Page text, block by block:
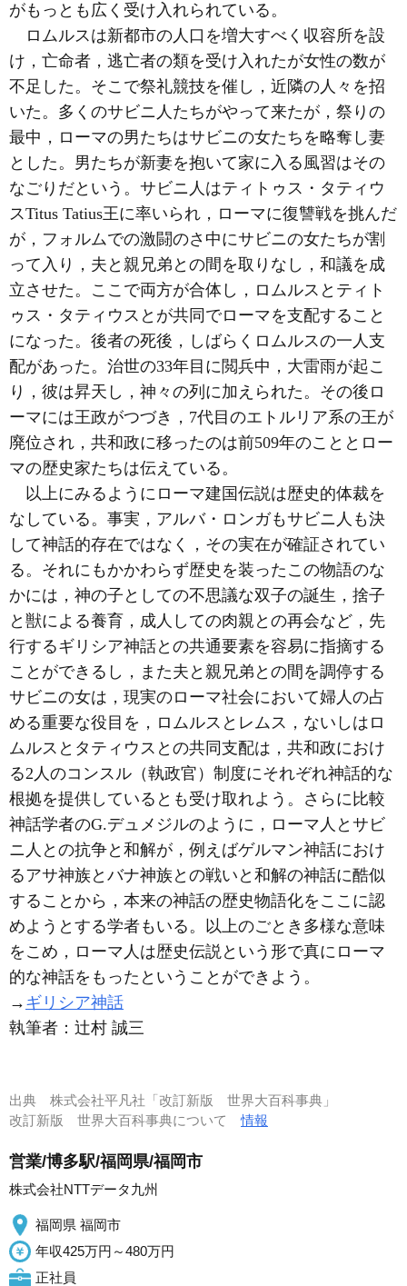
がもっとも広く受け入れられている。
ロムルスは新都市の人口を増大すべく収容所を設
け，亡命者，逃亡者の類を受け入れたが女性の数が
不足した。そこで祭礼競技を催し，近隣の人々を招
いた。多くのサビニ人たちがやって来たが，祭りの
最中，ローマの男たちはサビニの女たちを略奪し妻
とした。男たちが新妻を抱いて家に入る風習はその
なごりだという。サビニ人はティトゥス・タティウ
スTitus Tatius王に率いられ，ローマに復讐戦を挑んだ
が，フォルムでの激闘のさ中にサビニの女たちが割
って入り，夫と親兄弟との間を取りなし，和議を成
立させた。ここで両方が合体し，ロムルスとティト
ゥス・タティウスとが共同でローマを支配すること
になった。後者の死後，しばらくロムルスの一人支
配があった。治世の33年目に閲兵中，大雷雨が起こ
り，彼は昇天し，神々の列に加えられた。その後ロ
ーマには王政がつづき，7代目のエトルリア系の王が
廃位され，共和政に移ったのは前509年のこととロー
マの歴史家たちは伝えている。
以上にみるようにローマ建国伝説は歴史的体裁を
なしている。事実，アルバ・ロンガもサビニ人も決
して神話的存在ではなく，その実在が確証されてい
る。それにもかかわらず歴史を装ったこの物語のな
かには，神の子としての不思議な双子の誕生，捨子
と獣による養育，成人しての肉親との再会など，先
行するギリシア神話との共通要素を容易に指摘する
ことができるし，また夫と親兄弟との間を調停する
サビニの女は，現実のローマ社会において婦人の占
める重要な役目を，ロムルスとレムス，ないしはロ
ムルスとタティウスとの共同支配は，共和政におけ
る2人のコンスル（執政官）制度にそれぞれ神話的な
根拠を提供しているとも受け取れよう。さらに比較
神話学者のG.デュメジルのように，ローマ人とサビ
ニ人との抗争と和解が，例えばゲルマン神話におけ
るアサ神族とバナ神族との戦いと和解の神話に酷似
することから，本来の神話の歴史物語化をここに認
めようとする学者もいる。以上のごとき多様な意味
をこめ，ローマ人は歴史伝説という形で真にローマ
的な神話をもったということができよう。
→ ギリシア神話
執筆者： 辻村 誠三
出典 株式会社平凡社「改訂新版 世界大百科事典」
改訂新版 世界大百科事典について情報
営業/博多駅/福岡県/福岡市
株式会社NTTデータ九州
福岡県 福岡市
年収425万円～480万円
正社員